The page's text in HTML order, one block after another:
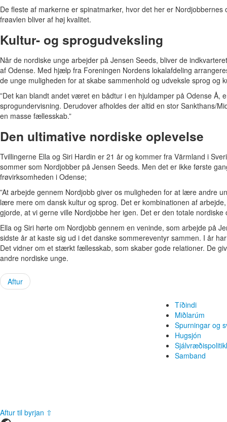
De fleste af markerne er spinatmarker, hvor det her er
frøavlen bliver af høj kvalitet.
Kultur- og sprogudveksling
Når de nordiske unge arbejder på Jensen Seeds, bliver de
af Odense. Med hjælp fra Foreningen Nordens lokalafdeling
de unge muligheden for at skabe sammenhold og udveksle sprog og
”Det kan blandt andet været en bådtur i en hjuldamper på Odense Å,
sprogundervisning. Derudover afholdes der altid en stor Sankthans/
en masse fællesskab.”
Den ultimative nordiske oplevelse
Tvillingerne Ella og Siri Hardin er 21 år og kommer fra Värmland i
sommer som Nordjobber på Jensen Seeds. Men det er ikke første
frøvirksomheden i Odense;
”At arbejde gennem Nordjobb giver os muligheden for at lære andre
lære mere om dansk kultur og sprog. Det er kombinationen af
gjorde, at vi gerne ville Nordjobbe her igen. Det er den totale nordiske
Ella og Siri hørte om Nordjobb gennem en veninde, som arbejde på
sidste år at kaste sig ud i det danske sommereventyr sammen. I år
Det vidner om et stærkt fællesskab, som skaber gode relationer. De
andre nordiske unge.
Aftur
Tíðindi
Miðlarúm
Spurningar og
Hugsjón
Samband
Aftur til byrjan ⇧